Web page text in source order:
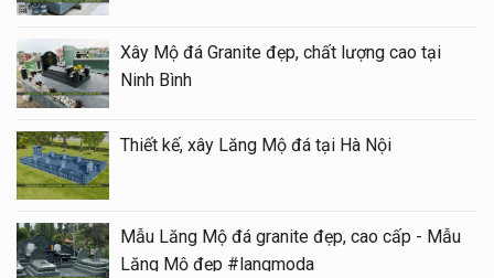
Xây Mộ đá Granite đẹp, chất lượng cao tại
Ninh Bình
Thiết kế, xây Lăng Mộ đá tại Hà Nội
Mẫu Lăng Mộ đá granite đẹp, cao cấp - Mẫu
Lăng Mộ đẹp #langmoda